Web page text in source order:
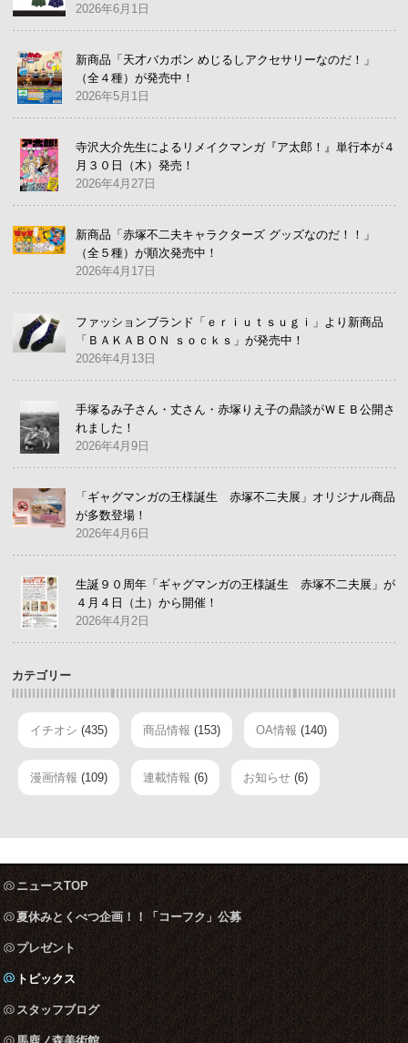
2026年6月1日
新商品「天才バカボン めじるしアクセサリーなのだ！」
（全４種）が発売中！
2026年5月1日
寺沢大介先生によるリメイクマンガ『ア太郎！』単行本が４
月３０日（木）発売！
2026年4月27日
新商品「赤塚不二夫キャラクターズ グッズなのだ！！」
（全５種）が順次発売中！
2026年4月17日
ファッションブランド「ｅｒｉｕｔｓｕｇｉ」より新商品
「ＢＡＫＡＢＯＮ ｓｏｃｋｓ」が発売中！
2026年4月13日
手塚るみ子さん・丈さん・赤塚りえ子の鼎談がＷＥＢ公開さ
れました！
2026年4月9日
「ギャグマンガの王様誕生 赤塚不二夫展」オリジナル商品
が多数登場！
2026年4月6日
生誕９０周年「ギャグマンガの王様誕生 赤塚不二夫展」が
４月４日（土）から開催！
2026年4月2日
カテゴリー
イチオシ (435) 商品情報 (153) OA情報 (140)
漫画情報 (109) 連載情報 (6) お知らせ (6)
ニュースTOP
夏休みとくべつ企画！！「コーフク」公募
プレゼント
トピックス
スタッフブログ